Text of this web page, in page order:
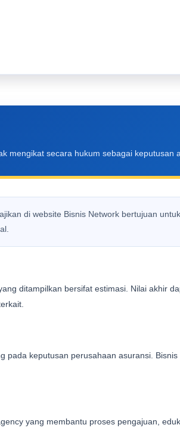
mengikat secara hukum sebagai keputusan
di website Bisnis Network bertujuan
ditampilkan bersifat estimasi. Nilai akhir
pada keputusan perusahaan asuransi.
yang membantu proses pengajuan,